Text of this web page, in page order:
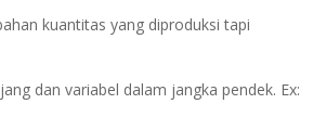
kuantitas yang diproduksi tapi
dan variabel dalam jangka pendek. Ex: